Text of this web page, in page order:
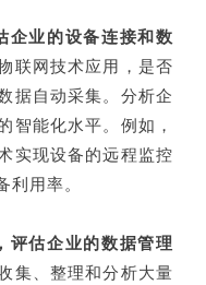
企业的设备连接和数
联网技术应用，是否
据自动采集。分析企
智能化水平。例如，
实现设备的远程监控
用率。
评估企业的数据管理
集、整理和分析大量